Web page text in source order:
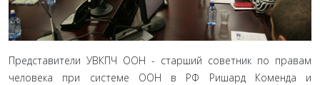
Представители УВКПЧ ООН - старший советник по правам
человека при системе ООН в РФ Ришард Коменда и